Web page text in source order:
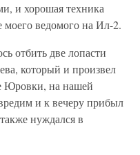
и хорошая техника
ведомого на Ил-2.
отбить две лопасти
который и произвел
Юровки, на нашей
и к вечеру прибыл
нуждался в